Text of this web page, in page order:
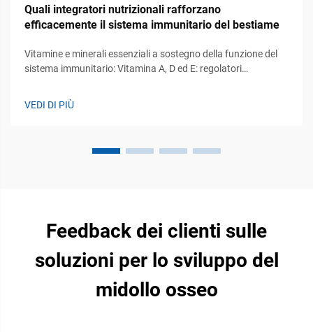
Quali integratori nutrizionali rafforzano
efficacemente il sistema immunitario del bestiame
Vitamine e minerali essenziali a sostegno della funzione del
sistema immunitario: Vitamina A, D ed E: regolatori
D ed E svolgono ruoli essenziali nella regolazione sia del
VEDI DI PIÙ
Feedback dei clienti sulle
soluzioni per lo sviluppo del
midollo osseo